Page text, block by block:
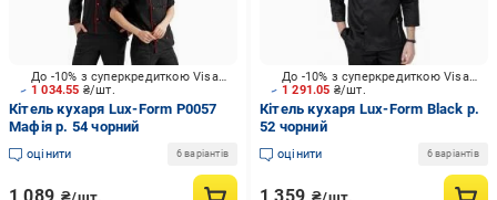
1 034.55 ₴/шт.
До -10% з суперкредиткою Visa Вигода
Кітель кухаря Lux-Form P0057
Мафія р. 54 чорний
оцінити 6 варіантів
1 291.05 ₴/шт.
До -10% з суперкредиткою Visa Вигода
Кітель кухаря Lux-Form Black р.
52 чорний
оцінити 6 варіантів